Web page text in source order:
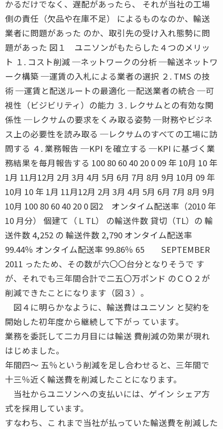
かるだけでなく、遅配があったら、 それが当社の工場
側の責任（欠品や在庫不足） によるものなのか、輸送
業者に問題があった のか、取引先の受け入れ態勢に問
題があった 図１ ユニソンがもたらした４つのメリッ
ト １. コスト削減 ─ネットワークの分析 ─輸送ネットワ
ーク構築 ─運賃の入札による業者の選択 ２. TMS の技
術 ─運賃と配送ルートの最適化 ─配送業者の統合 ─可
視性（ビジビリティ）の能力 ３. レクサムとの有効な関
係性 ─レクサムの要求をくみ取る姿勢 ─財務やビジネ
ス上の必要性を読み取る ─レクサムのすべての工場に訪
問する ４. 業務報告 ─KPI を確立する ─KPI に基づく業
務結果を毎月報告する 100 80 60 40 20 0 09 年 10月 10 年
1月 11月12月 2月 3月 4月 5月 6月 7月 8月 9月 10月 09 年
10月 10 年 1月 11月12月 2月 3月 4月 5月 6月 7月 8月 9月
10月 100 80 60 40 20 0 図2 オンタイム配送率（2010 年
10 月分） 個建て（ＬTL） の輸送件数 貸切（TL）の 輸
送件数 4,252 の 輸送件数 2,790 オンタイム配送率
99.44％ オンタイム配送率 99.86％ 65 SEPTEMBER
2011 ったため、その数が六〇〇台分となりそうで す
が、それでも三年間合計で二五〇万ポンド のＣＯ２が
削減できたことになります（図３）。
図４に明らかなように、輸送費はユニソン と契約を
開始した初年度から継続して下がっ ています。
業務を委託して二カ月目には輸送 費削減の効果が現れ
はじめました。
年間四〜 五％という削減を足し合わせると、三年間で
十三％近く輸送費を削減したことになります。
当社からユニソンへの支払いには、ゲイン シェア方
式を採用しています。
すなわち、こ れまで当社が払っていた輸送費を削減した